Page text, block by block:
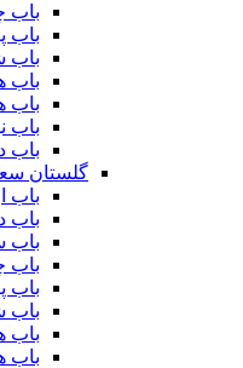
باب
باب
باب
باب
باب
باب
باب
گلستان
باب
باب
باب
باب
باب
باب
باب
باب